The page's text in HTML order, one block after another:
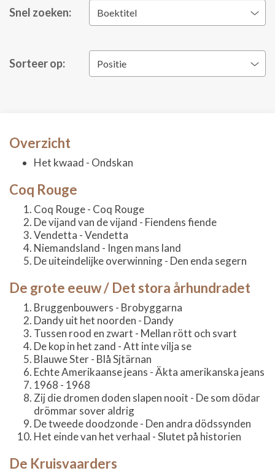
Snel zoeken: Boektitel
Sorteer op: Positie
Overzicht
Het kwaad - Ondskan
Coq Rouge
Coq Rouge - Coq Rouge
De vijand van de vijand - Fiendens fiende
Vendetta - Vendetta
Niemandsland - Ingen mans land
De uiteindelijke overwinning - Den enda segern
De grote eeuw / Det stora århundradet
Bruggenbouwers - Brobyggarna
Dandy uit het noorden - Dandy
Tussen rood en zwart - Mellan rött och svart
De kop in het zand - Att inte vilja se
Blauwe Ster - Blå Sjtärnan
Echte Amerikaanse jeans - Äkta amerikanska jeans
1968 - 1968
Zij die dromen doden slapen nooit - De som dödar
drömmar sover aldrig
De tweede doodzonde - Den andra dödssynden
Het einde van het verhaal - Slutet på historien
De Kruisvaarders